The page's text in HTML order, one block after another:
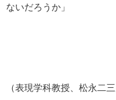
ないだろうか」
（表現学科教授、松永二三